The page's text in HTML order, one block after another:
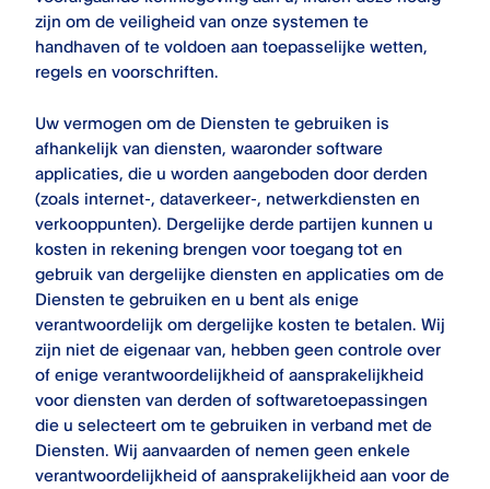
zijn om de veiligheid van onze systemen te
handhaven of te voldoen aan toepasselijke wetten,
regels en voorschriften.
Uw vermogen om de Diensten te gebruiken is
afhankelijk van diensten, waaronder software
applicaties, die u worden aangeboden door derden
(zoals internet-, dataverkeer-, netwerkdiensten en
verkooppunten). Dergelijke derde partijen kunnen u
kosten in rekening brengen voor toegang tot en
gebruik van dergelijke diensten en applicaties om de
Diensten te gebruiken en u bent als enige
verantwoordelijk om dergelijke kosten te betalen. Wij
zijn niet de eigenaar van, hebben geen controle over
of enige verantwoordelijkheid of aansprakelijkheid
voor diensten van derden of softwaretoepassingen
die u selecteert om te gebruiken in verband met de
Diensten. Wij aanvaarden of nemen geen enkele
verantwoordelijkheid of aansprakelijkheid aan voor de